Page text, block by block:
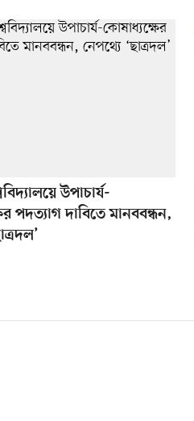
উপাচার্য-
পদত্যাগ দাবিতে মানববন্ধন,